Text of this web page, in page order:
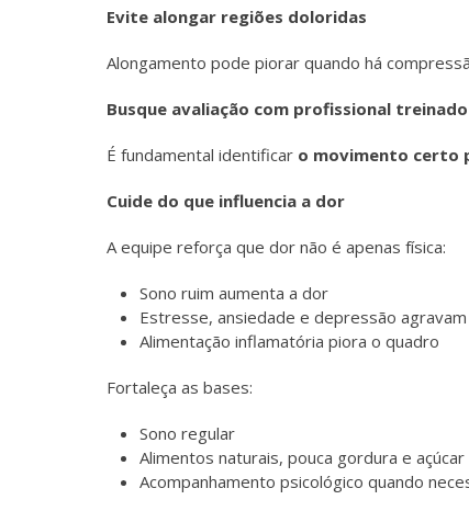
Evite alongar regiões doloridas
Alongamento pode piorar quando há
Busque avaliação com profissional
É fundamental identificar o movimento certo
Cuide do que influencia a dor
A equipe reforça que dor não é apenas física:
Sono ruim aumenta a dor
Estresse, ansiedade e depressão
Alimentação inflamatória piora o quadro
Fortaleça as bases:
Sono regular
Alimentos naturais, pouca gordura e açúcar
Acompanhamento psicológico quando